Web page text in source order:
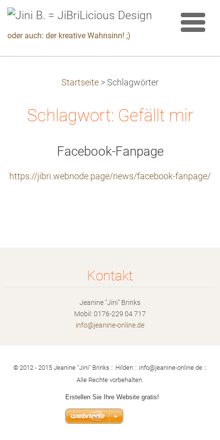
oder auch: der kreative Wahnsinn! ;)
Startseite > Schlagwörter
Schlagwort: Gefällt mir
Facebook-Fanpage
https://jibri.webnode.page/news/facebook-fanpage/
Kontakt
Jeanine "Jini" Brinks
Mobil: 0176-229 04 717
info@jeanine-onl ine.de
© 2012 - 2015 Jeanine "Jini" Brinks :: Hilden :: info@jeanine-online.de ::
Alle Rechte vorbehalten.
Erstellen Sie Ihre Website gratis!